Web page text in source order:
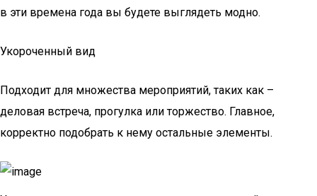
в эти времена года вы будете выглядеть модно.
Укороченный вид
Подходит для множества мероприятий, таких как –
деловая встреча, прогулка или торжество. Главное,
корректно подобрать к нему остальные элементы.